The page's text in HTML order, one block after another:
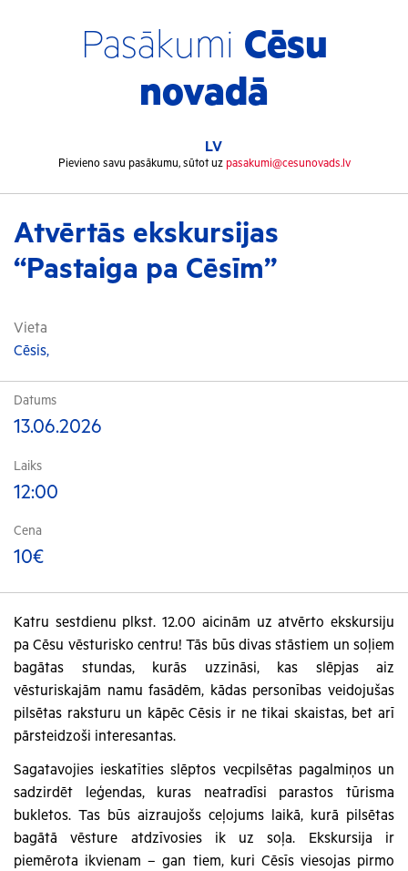
Pasākumi Cēsu
novadā
LV
Pievieno savu pasākumu, sūtot uz pasakumi@cesunovads.lv
Atvērtās ekskursijas
“Pastaiga pa Cēsīm”
Vieta
Cēsis,
Datums
13.06.2026
Laiks
12:00
Cena
10€
Katru sestdienu plkst. 12.00 aicinām uz atvērto ekskursiju
pa Cēsu vēsturisko centru! Tās būs divas stāstiem un soļiem
bagātas stundas, kurās uzzināsi, kas slēpjas aiz
vēsturiskajām namu fasādēm, kādas personības veidojušas
pilsētas raksturu un kāpēc Cēsis ir ne tikai skaistas, bet arī
pārsteidzoši interesantas.
Sagatavojies ieskatīties slēptos vecpilsētas pagalmiņos un
sadzirdēt leģendas, kuras neatradīsi parastos tūrisma
bukletos. Tas būs aizraujošs ceļojums laikā, kurā pilsētas
bagātā vēsture atdzīvosies ik uz soļa. Ekskursija ir
piemērota ikvienam – gan tiem, kuri Cēsīs viesojas pirmo